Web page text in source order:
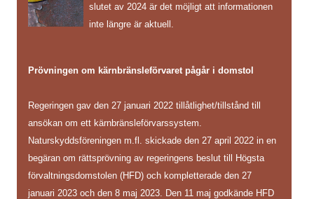
slutet av 2024 är det möjligt att informationen
inte längre är aktuell.
Prövningen om kärnbränsleförvaret pågår i domstol
Regeringen gav den 27 januari 2022 tillåtlighet/tillstånd till
ansökan om ett kärnbränsleförvarssystem.
Naturskyddsföreningen m.fl. skickade den 27 april 2022 in en
begäran om rättsprövning av regeringens beslut till Högsta
förvaltningsdomstolen (HFD) och kompletterade den 27
januari 2023 och den 8 maj 2023. Den 11 maj godkände HFD